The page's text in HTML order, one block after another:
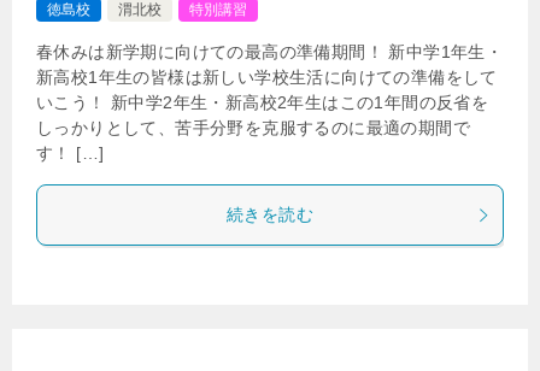
徳島校
渭北校 特別講習
春休みは新学期に向けての最高の準備期間！ 新中学1年生・
新高校1年生の皆様は新しい学校生活に向けての準備をして
いこう！ 新中学2年生・新高校2年生はこの1年間の反省を
しっかりとして、苦手分野を克服するのに最適の期間で
す！ […]
続きを読む